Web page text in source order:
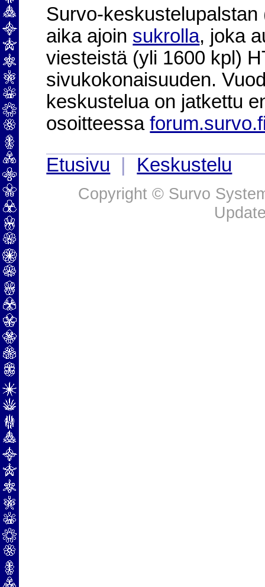
Survo-
aika ajoin sukrolla, joka
viesteistä (yli 1600 kpl)
sivukokonaisuuden.
keskustelua on jatkettu
osoitteessa
Etusivu
Keskustelu
Copyright © Survo